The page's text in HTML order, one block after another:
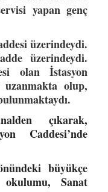
yapan genç
üzerindeydi.
üzerindeydi.
olan İstasyon
olup,
çıkarak,
Caddesi’nde
büyükçe
Sanat